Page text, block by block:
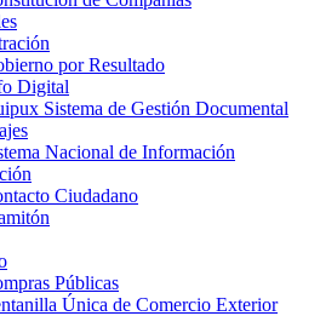
por Resultado
Digital
Sistema de Gestión Documental
Nacional de Información
Ciudadano
Públicas
Única de Comercio Exterior